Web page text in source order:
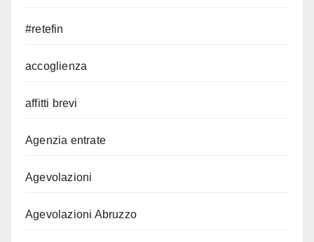
#retefin
accoglienza
affitti brevi
Agenzia entrate
Agevolazioni
Agevolazioni Abruzzo